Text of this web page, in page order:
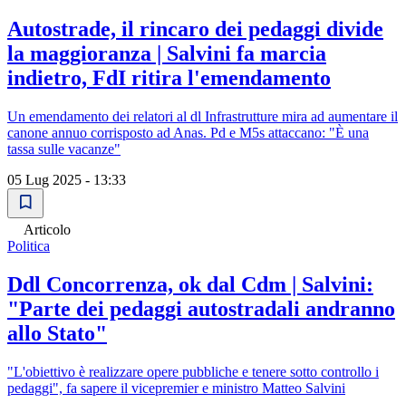
Autostrade, il rincaro dei pedaggi divide
la maggioranza | Salvini fa marcia
indietro, FdI ritira l'emendamento
Un emendamento dei relatori al dl Infrastrutture mira ad aumentare il
canone annuo corrisposto ad Anas. Pd e M5s attaccano: "È una
tassa sulle vacanze"
05 Lug 2025 - 13:33
Articolo
Politica
Ddl Concorrenza, ok dal Cdm | Salvini:
"Parte dei pedaggi autostradali andranno
allo Stato"
"L'obiettivo è realizzare opere pubbliche e tenere sotto controllo i
pedaggi", fa sapere il vicepremier e ministro Matteo Salvini